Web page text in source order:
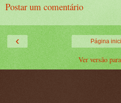
Postar um comentário
‹ Página
Ver versão